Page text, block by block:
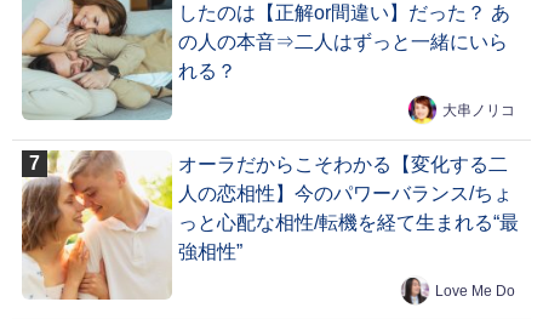
したのは【正解or間違い】だった？ あ
の人の本音⇒二人はずっと一緒にいら
れる？
大串ノリコ
オーラだからこそわかる【変化する二
人の恋相性】今のパワーバランス/ちょ
っと心配な相性/転機を経て生まれる“最
強相性”
Love Me Do